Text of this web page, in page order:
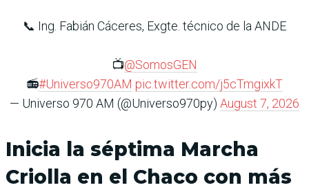
📞 Ing. Fabián Cáceres, Exgte. técnico de la ANDE
📺@SomosGEN
📻#Universo970AM pic.twitter.com/j5cTmgixkT
— Universo 970 AM (@Universo970py) August 7, 2026
Inicia la séptima Marcha
Criolla en el Chaco con más